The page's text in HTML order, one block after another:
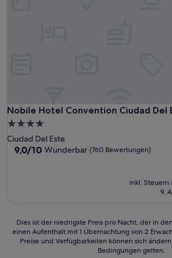
Nobile Hotel Convention Ciudad Del
Nobile Hotel Convention Ciudad Del
4.0-
Sterne-
Unterkunft
Ciudad Del Este
9.0
9,0/10 Wunderbar (760 Bewertungen)
inkl.
9.
Dies
ist
Dies ist der niedrigste Preis pro Nacht, der in
einen Aufenthalt mit 1 Übernachtung von 2
Preise und Verfügbarkeiten können sich
Bedingungen gelten.